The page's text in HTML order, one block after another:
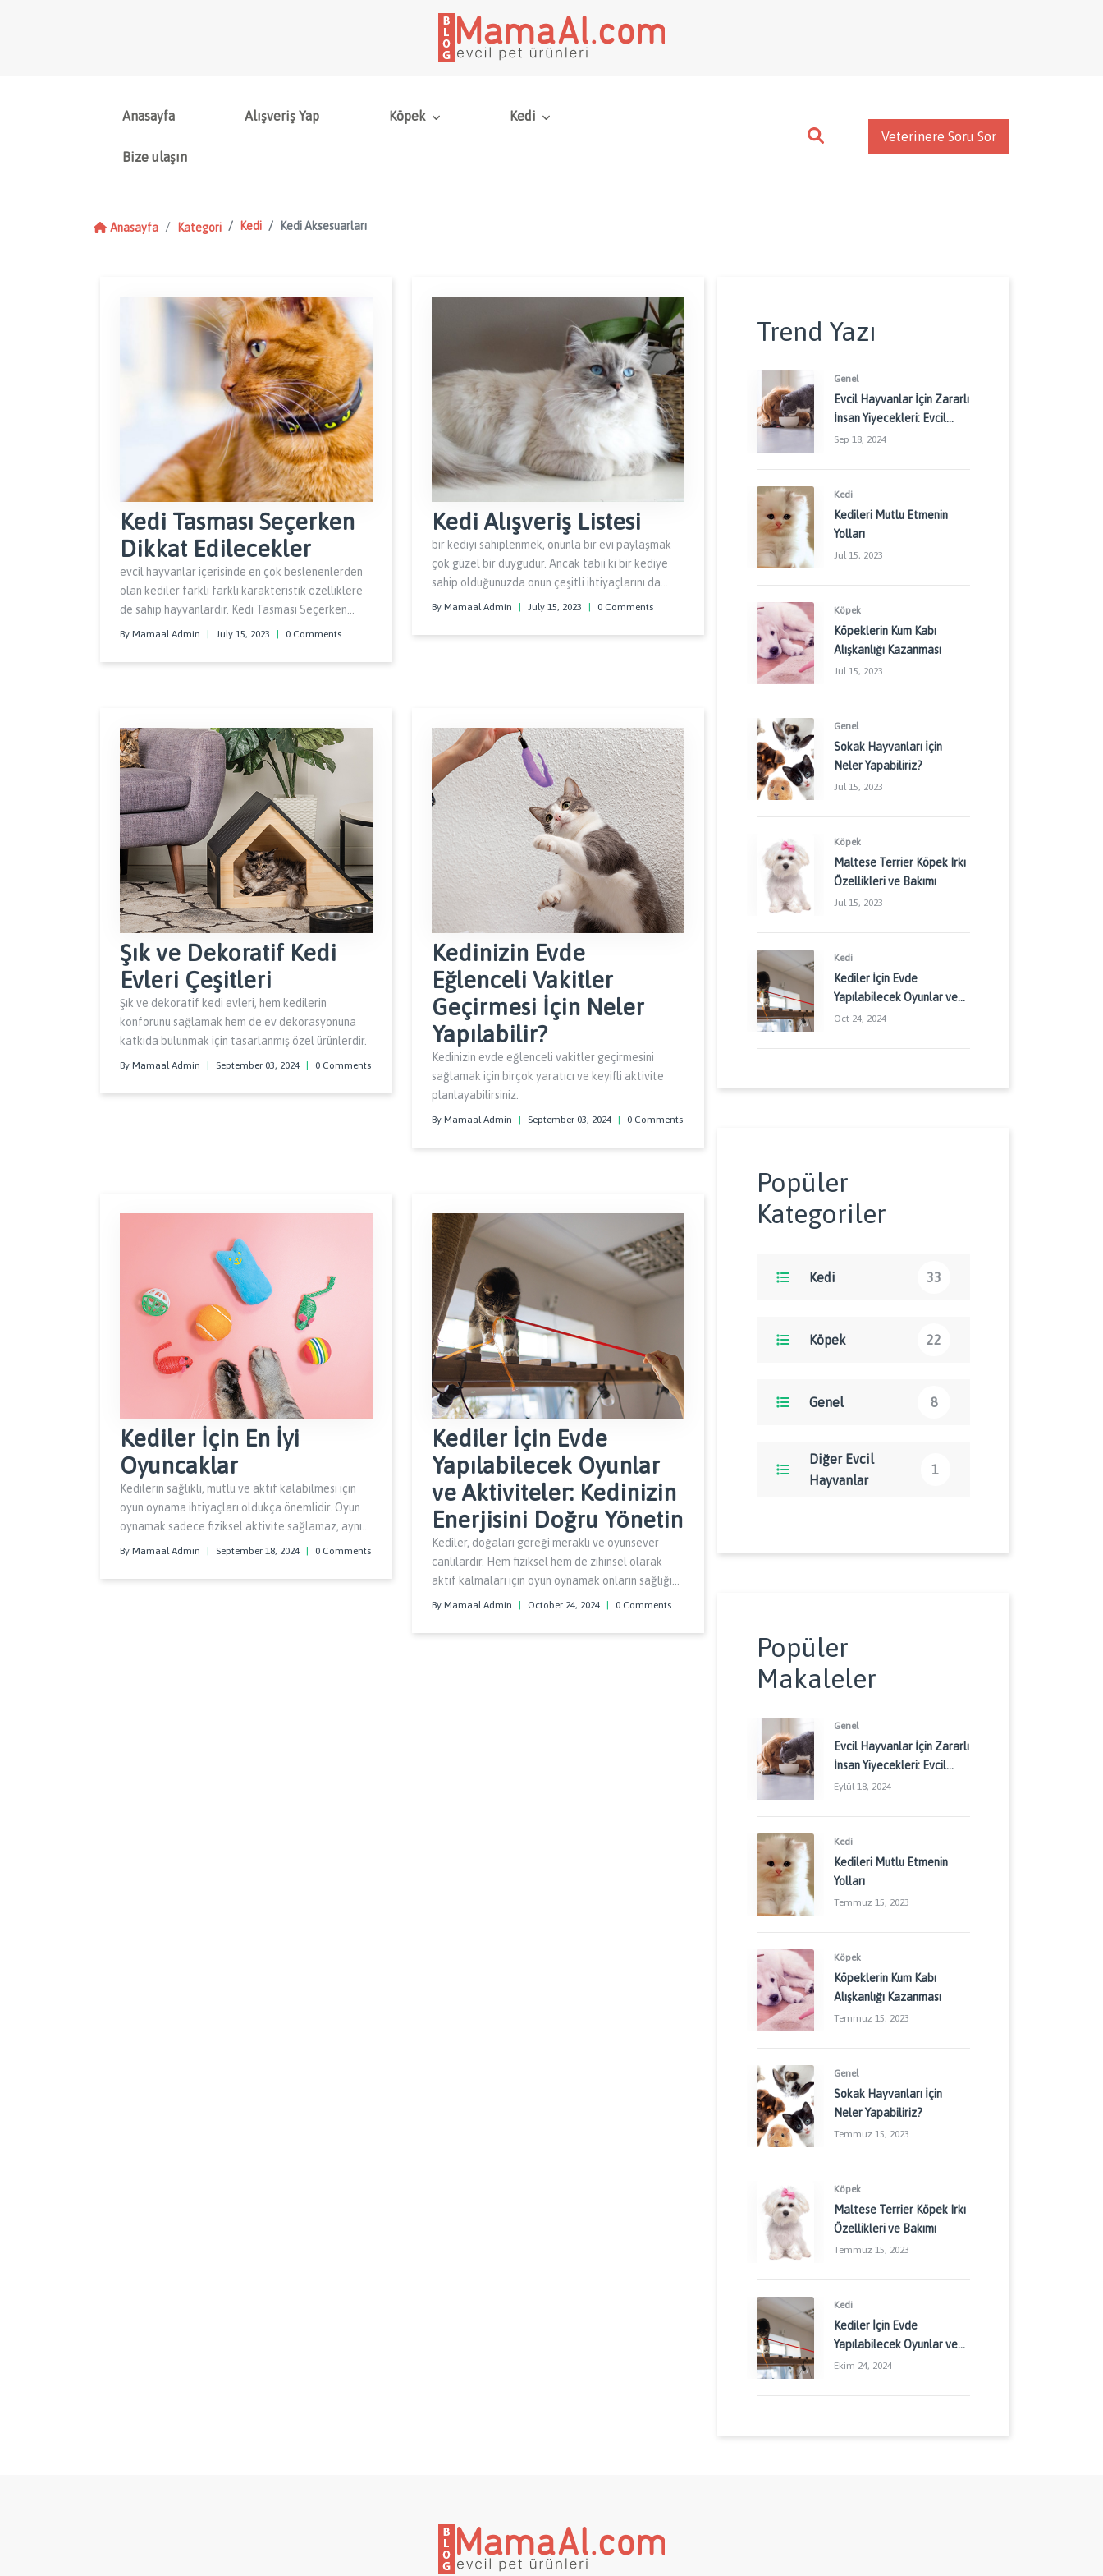
Anasayfa Alışveriş Yap Köpek Kedi
Bize ulaşın
Veterinere Soru Sor
Anasayfa Kategori Kedi Kedi Aksesuarları
Kedi Tasması Seçerken
Dikkat Edilecekler
evcil hayvanlar içerisinde en çok beslenenlerden
olan kediler farklı farklı karakteristik özelliklere
de sahip hayvanlardır. Kedi Tasması Seçerken
Dikkat Edilecekler, hepsinin kendisine has
onların farklı karakteristik sınıflara ayrılmalarına
By Mamaal Admin July 15, 2023 0 Comments
Kedi Alışveriş Listesi
bir kediyi sahiplenmek, onunla bir evi paylaşmak
çok güzel bir duygudur. Ancak tabii ki bir kediye
sahip olduğunuzda onun çeşitli ihtiyaçlarını da
karşılamayı bilmeniz gerekir. Eğer ilk kez bir kedi
kediniz için yapacağınız alışveriş listesini de göz
By Mamaal Admin July 15, 2023 0 Comments
Şık ve Dekoratif Kedi
Evleri Çeşitleri
Şık ve dekoratif kedi evleri, hem kedilerin
konforunu sağlamak hem de ev dekorasyonuna
katkıda bulunmak için tasarlanmış özel ürünlerdir.
By Mamaal Admin September 03, 2024 0 Comments
Kedinizin Evde
Eğlenceli Vakitler
Geçirmesi İçin Neler
Yapılabilir?
Kedinizin evde eğlenceli vakitler geçirmesini
sağlamak için birçok yaratıcı ve keyifli aktivite
planlayabilirsiniz.
By Mamaal Admin September 03, 2024 0 Comments
Kediler İçin En İyi
Oyuncaklar
Kedilerin sağlıklı, mutlu ve aktif kalabilmesi için
oyun oynama ihtiyaçları oldukça önemlidir. Oyun
oynamak sadece fiziksel aktivite sağlamaz, aynı
zamanda kedinizin zihinsel sağlığına da katkıda
By Mamaal Admin September 18, 2024 0 Comments
Kediler İçin Evde
Yapılabilecek Oyunlar
ve Aktiviteler: Kedinizin
Enerjisini Doğru Yönetin
Kediler, doğaları gereği meraklı ve oyunsever
canlılardır. Hem fiziksel hem de zihinsel olarak
aktif kalmaları için oyun oynamak onların sağlığı
açısından son derece önemlidir.
By Mamaal Admin October 24, 2024 0 Comments
Trend Yazı
Genel
Evcil Hayvanlar İçin Zararlı
İnsan Yiyecekleri: Evcil
Dostlarınızı Korumak İçin
Sep 18, 2024
Kedi
Kedileri Mutlu Etmenin
Yolları
Jul 15, 2023
Köpek
Köpeklerin Kum Kabı
Alışkanlığı Kazanması
Jul 15, 2023
Genel
Sokak Hayvanları İçin
Neler Yapabiliriz?
Jul 15, 2023
Köpek
Maltese Terrier Köpek Irkı
Özellikleri ve Bakımı
Jul 15, 2023
Kedi
Kediler İçin Evde
Yapılabilecek Oyunlar ve
Aktiviteler: Kedinizin
Oct 24, 2024
Popüler
Kategoriler
Kedi 33
Köpek 22
Genel 8
Diğer Evcil
Hayvanlar
1
Popüler
Makaleler
Genel
Evcil Hayvanlar İçin Zararlı
İnsan Yiyecekleri: Evcil
Dostlarınızı Korumak İçin
Eylül 18, 2024
Kedi
Kedileri Mutlu Etmenin
Yolları
Temmuz 15, 2023
Köpek
Köpeklerin Kum Kabı
Alışkanlığı Kazanması
Temmuz 15, 2023
Genel
Sokak Hayvanları İçin
Neler Yapabiliriz?
Temmuz 15, 2023
Köpek
Maltese Terrier Köpek Irkı
Özellikleri ve Bakımı
Temmuz 15, 2023
Kedi
Kediler İçin Evde
Yapılabilecek Oyunlar ve
Aktiviteler: Kedinizin
Ekim 24, 2024